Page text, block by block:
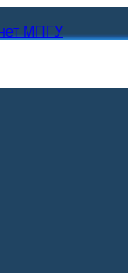
МПГУ